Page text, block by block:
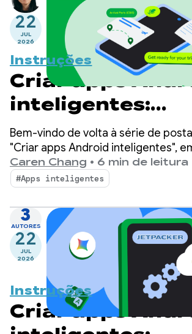
22
JUL
2026
Instruções
Criar apps
inteligentes:
inferência no
dispositivo
Bem-vindo de volta à série de
"Criar apps Android inteligentes",
pegamos um app Android básico e o
transformamos em uma experiência
personalizada, inteligente e com
postagem anterior, apresentamos
app de demonstração que
Caren Chang • 6 min de leitura
#Apps inteligentes
3
AUTORES
22
JUL
2026
Instruções
Criar apps